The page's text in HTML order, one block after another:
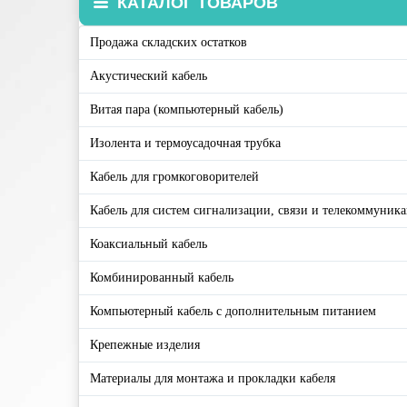
Продажа складских остатков
Акустический кабель
Витая пара (компьютерный кабель)
Изолента и термоусадочная трубка
Кабель для громкоговорителей
Кабель для систем сигнализации, связи и
Коаксиальный кабель
Комбинированный кабель
Компьютерный кабель с дополнительным питанием
Крепежные изделия
Материалы для монтажа и прокладки кабеля